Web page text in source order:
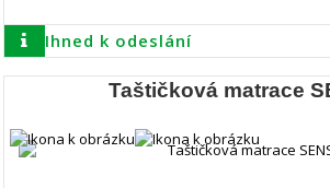
Ihned k odeslání
Taštičková matrace